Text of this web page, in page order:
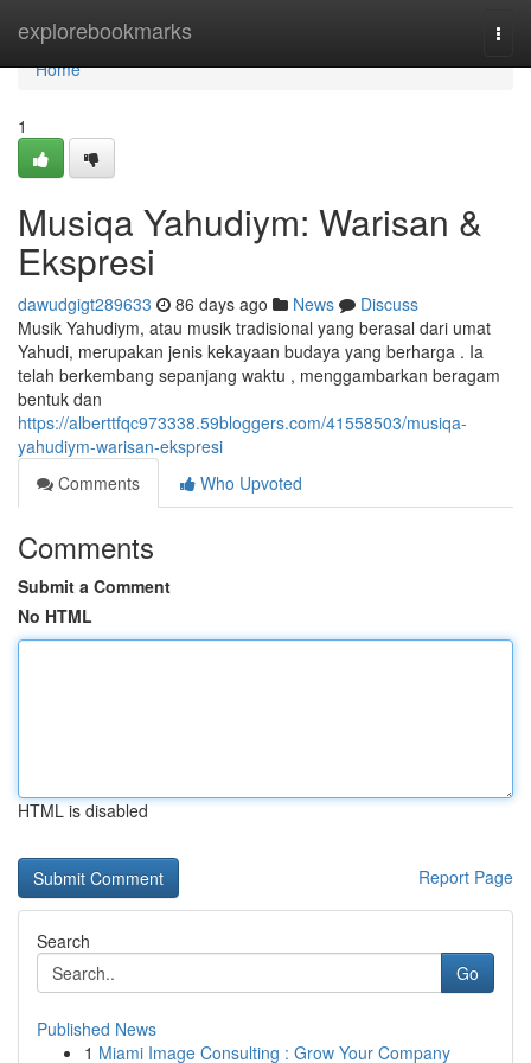
explorebookmarks
Home
Home
1
Musiqa Yahudiym: Warisan &
Ekspresi
dawudgigt289633 86 days ago News
Discuss
Musik Yahudiym, atau musik tradisional yang berasal dari umat
Yahudi, merupakan jenis kekayaan budaya yang berharga . Ia
telah berkembang sepanjang waktu , menggambarkan beragam
bentuk dan
https://alberttfqc973338.59bloggers.com/41558503/musiqa-
yahudiym-warisan-ekspresi
Comments
Who Upvoted
Comments
Submit a Comment
No HTML
HTML is disabled
Report Page
Search
Go
Published News
1 Miami Image Consulting : Grow Your Company